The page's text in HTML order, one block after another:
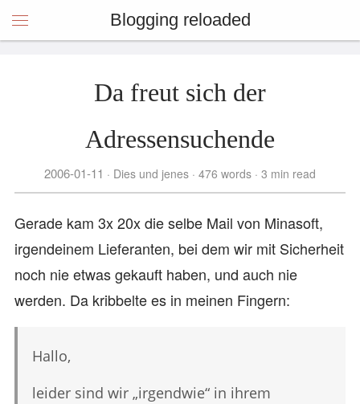
Blogging reloaded
Da freut sich der
Adressensuchende
2006-01-11 Dies und jenes 476 words 3 min read
Gerade kam 3x 20x die selbe Mail von Minasoft,
irgendeinem Lieferanten, bei dem wir mit Sicherheit
noch nie etwas gekauft haben, und auch nie
werden. Da kribbelte es in meinen Fingern:
Hallo,
leider sind wir „irgendwie“ in ihrem